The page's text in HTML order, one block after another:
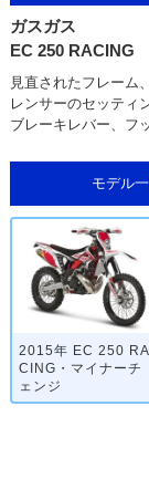
ガスガス
EC 250 RACING
見直されたフレーム
レンサーのセッティ
ブレーキレバー、フ
モデル
2015年 EC 250 RA
CING・マイナーチ
ェンジ